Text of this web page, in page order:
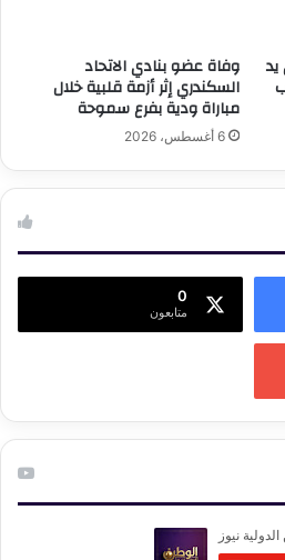
وفاة عضو بنادي الاتحاد
السكندري إثر أزمة قلبية خلال
مباراة ودية بفرع سموحة
6 أغسطس، 2026
0
متابعون